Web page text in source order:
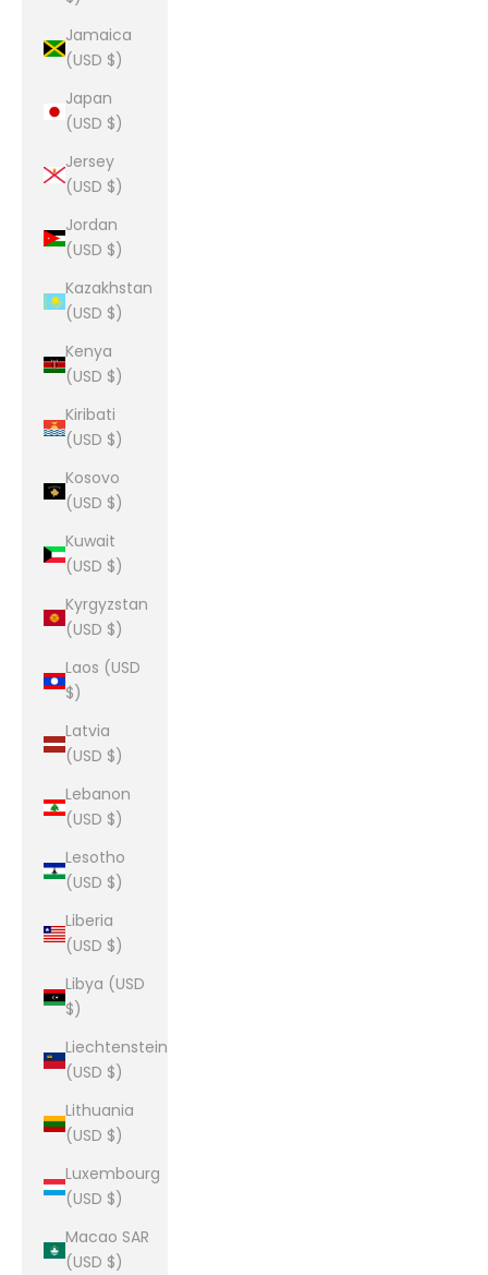
Jamaica
(USD $)
Japan
(USD $)
Jersey
(USD $)
Jordan
(USD $)
Kazakhstan
(USD $)
Kenya
(USD $)
Kiribati
(USD $)
Kosovo
(USD $)
Kuwait
(USD $)
Kyrgyzstan
(USD $)
Laos (USD
$)
Latvia
(USD $)
Lebanon
(USD $)
Lesotho
(USD $)
Liberia
(USD $)
Libya (USD
$)
Liechtenstein
(USD $)
Lithuania
(USD $)
Luxembourg
(USD $)
Macao SAR
(USD $)